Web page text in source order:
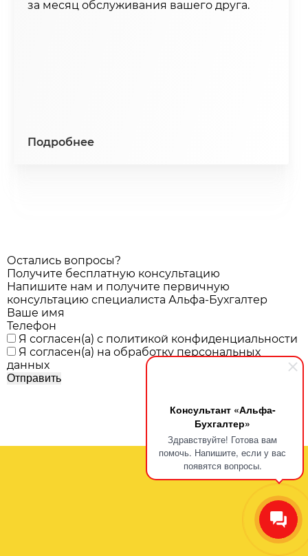
Консультант «Альфа-
Бухгалтер»
Здравствуйте! Готова вам
помочь. Напишите, если у вас
появятся вопросы.
за месяц обслуживания вашего друга.
Подробнее
Остались вопросы?
Получите бесплатную консультацию
Напишите нам и получите первичную
консультацию специалиста Альфа-Бухгалтер
Ваше имя
Телефон
Я согласен(а) с политикой конфиденциальности
Я согласен(а) на обработку персональных
данных